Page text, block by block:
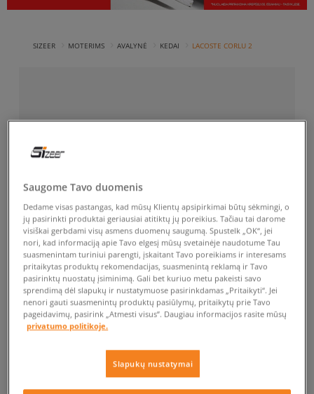
SIZEER MOTERIMS AVALYNĖ KEDAI LACOSTE CORLU 2
Saugome Tavo duomenis
Dedame visas pastangas, kad mūsų Klientų apsipirkimai būtų sėkmingi, o
jų pasirinkti produktai geriausiai atitiktų jų poreikius. Tačiau tai darome
visiškai gerbdami visų asmens duomenų saugumą. Spustelk „OK“, jei
nori, kad informaciją apie Tavo elgesį mūsų svetainėje naudotume Tau
suasmenintam turiniui parengti, įskaitant Tavo poreikiams ir interesams
pritaikytas produktų rekomendacijas, suasmenintą reklamą ir Tavo
pasirinktų nuostatų įsiminimą. Gali bet kuriuo metu pakeisti savo
sprendimą dėl slapukų ir nustatymuose pasirinkdamas „Pritaikyti“. Jei
nenori gauti suasmenintų produktų pasiūlymų, pritaikytų prie Tavo
pageidavimų, pasirink „Atmesti visus”. Daugiau informacijos rasite mūsų
privatumo politikoje.
Slapukų nustatymai